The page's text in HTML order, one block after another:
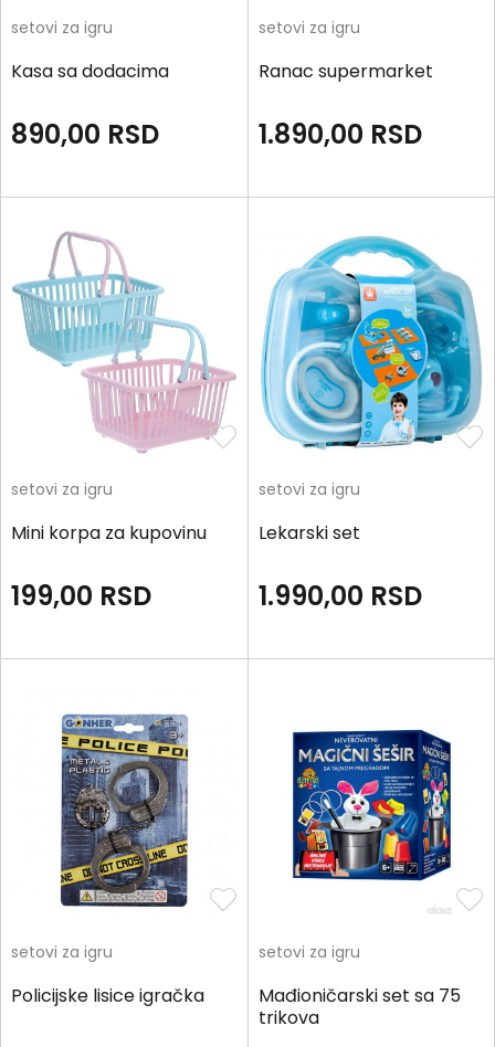
setovi za igru
Kasa sa dodacima
890,00 RSD
setovi za igru
Ranac supermarket
1.890,00 RSD
setovi za igru
Mini korpa za kupovinu
199,00 RSD
setovi za igru
Lekarski set
1.990,00 RSD
setovi za igru
Policijske lisice igračka
setovi za igru
Mađioničarski set sa 75
trikova